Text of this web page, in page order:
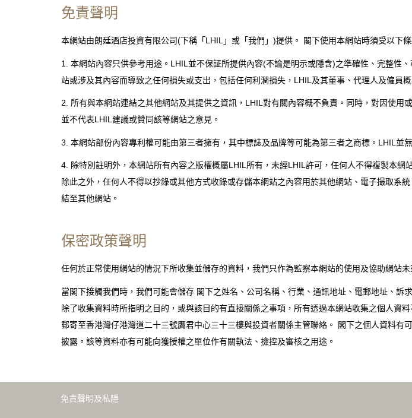
免責聲明
本網站由朗廷酒店投資有限公司(下稱「LHIL」或「我們」)提供。 閣下使用本網站時須受以下條
1. 本網站內容只供參考用途。LHIL並不保証所提供內容(不論是明示或隱含)之準確性、完整性
站或涉及其內容而導致之任何損失或支出，包括任何利潤損失，LHIL及其董事、代理人及僱員概
2. 所有與本網站連結之其他網站及其提供之資訊，LHIL對有關內容概不負責。同時，對因使
並不代表LHIL建議或贊同該等網站之意見。
3. 本網站部份內容專利權可能由第三者擁有，其中標誌及品牌等可能為第三者之商標。LHIL並
4. 除特別註明外，本網站所有內容之版權概屬LHIL所有，未經LHIL許可，任何人不得複製本
除此之外，任何人不得以抄錄或其他方式收錄或存儲本網站之內容用於其他網站、電子撮取
結至其他網站。
保密政策聲明
任何於正常使用網站的情況下所收集並儲存的資料，我們只作為監察本網站的使用及協助網站未
當閣下接觸我們時，我們可能會儲存 閣下之姓名、公司名稱、行業、通訊地址、電郵地址、
除了收集資料時所指明之目的，或與該目的有直接關係之事項，所有透過本網站收集之個人資
郵寄至香港灣仔港灣道二十三號鷹君中心三十三樓與投資者關係主管聯絡。 閣下之個人資料
披露。該等資料亦有可能向獲授權之單位作有關執法、撿控及審核之用途。
免責聲明及私隱